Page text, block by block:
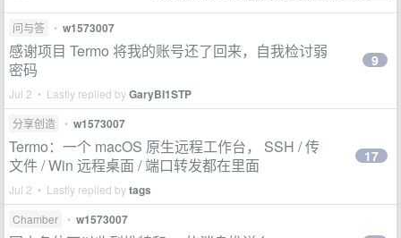
问与答 • w1573007
感谢项目 Termo 将我的账号还了回来，自我检讨弱
密码
Jul 2 • Lastly replied byGaryBI1STP
9
分享创造 • w1573007
Termo：一个 macOS 原生远程工作台， SSH / 传
文件 / Win 远程桌面 / 端口转发都在里面
Jul 2 • Lastly replied bytags
17
Chamber • w1573007